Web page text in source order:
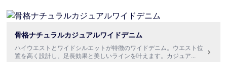
骨格ナチュラルカジュアルワイドデニム
ハイウエストとワイドシルエットが特徴のワイドデニム。ウエスト位
置を高く設計し、足長効果と美しいラインを叶えます。カジュア...